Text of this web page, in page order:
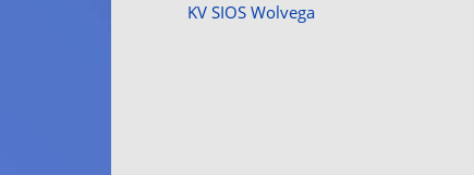
KV SIOS Wolvega